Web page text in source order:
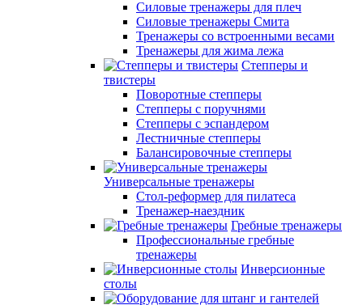
Силовые тренажеры для плеч
Силовые тренажеры Смита
Тренажеры со встроенными весами
Тренажеры для жима лежа
Степперы и
твистеры
Поворотные степперы
Степперы с поручнями
Степперы с эспандером
Лестничные степперы
Балансировочные степперы
Универсальные тренажеры
Стол-реформер для пилатеса
Тренажер-наездник
Гребные тренажеры
Профессиональные гребные
тренажеры
Инверсионные
столы